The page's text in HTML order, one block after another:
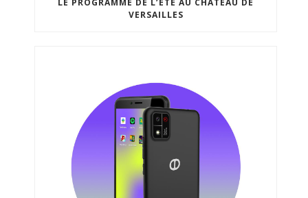
VERSAILLES